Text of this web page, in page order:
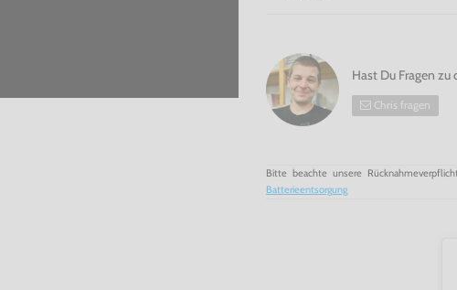
Hast Du Fragen zu
Chris fragen
Bitte beachte unsere
Batterieentsorgung